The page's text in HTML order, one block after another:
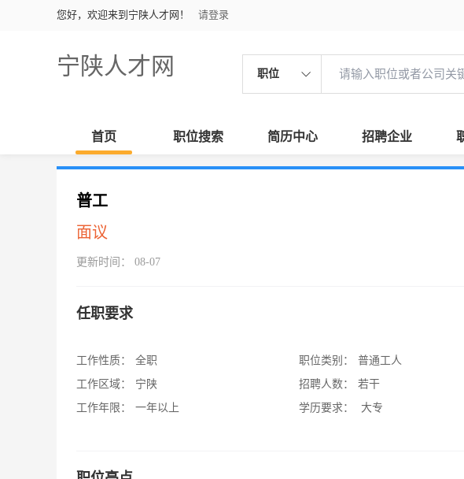
您好，欢迎来到宁陕人才网！ 请登录
宁陕人才网 职位
首页 职位搜索 简历中心 招聘企业
普工
面议
更新时间： 08-07
任职要求
工作性质：
全职
工作区域：
宁陕
工作年限：
一年以上
职位类别：
普通工人
招聘人数：
若干
学历要求：
大专